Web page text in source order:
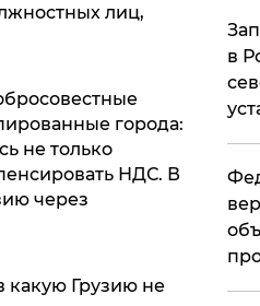
лиц,
города:
не только
НДС. В
через
какую Грузию не
в